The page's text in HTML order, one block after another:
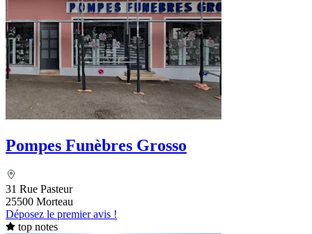
Pompes Funèbres Grosso
31 Rue Pasteur
25500 Morteau
Déposez le premier avis !
top notes